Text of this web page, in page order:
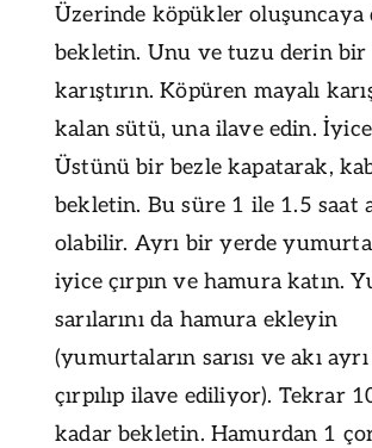
Üzerinde köpükler oluşuncaya
bekletin. Unu ve tuzu derin bir
karıştırın. Köpüren mayalı
kalan sütü, una ilave edin. İyice
Üstünü bir bezle kapatarak,
bekletin. Bu süre 1 ile 1.5 saat
olabilir. Ayrı bir yerde yumurta
iyice çırpın ve hamura katın.
sarılarını da hamura ekleyin
(yumurtaların sarısı ve akı
çırpılıp ilave ediliyor). Tekrar
kadar bekletin. Hamurdan 1